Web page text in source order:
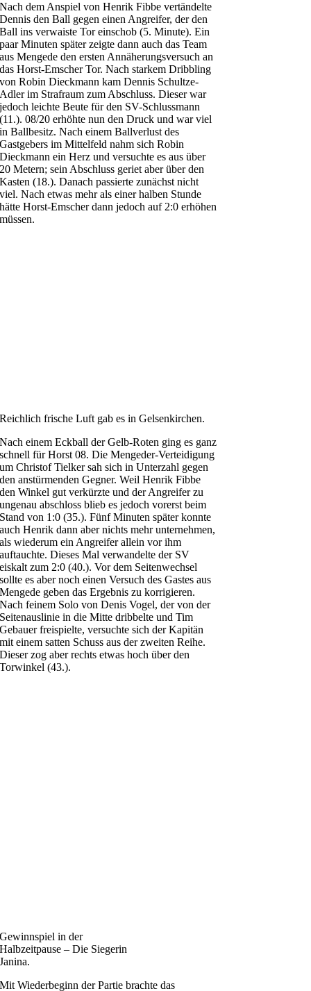
Nach dem Anspiel von Henrik Fibbe vertändelte
Dennis den Ball gegen einen Angreifer, der den
Ball ins verwaiste Tor einschob (5. Minute). Ein
paar Minuten später zeigte dann auch das Team
aus Mengede den ersten Annäherungsversuch an
das Horst-Emscher Tor. Nach starkem Dribbling
von Robin Dieckmann kam Dennis Schultze-
Adler im Strafraum zum Abschluss. Dieser war
jedoch leichte Beute für den SV-Schlussmann
(11.). 08/20 erhöhte nun den Druck und war viel
in Ballbesitz. Nach einem Ballverlust des
Gastgebers im Mittelfeld nahm sich Robin
Dieckmann ein Herz und versuchte es aus über
20 Metern; sein Abschluss geriet aber über den
Kasten (18.). Danach passierte zunächst nicht
viel. Nach etwas mehr als einer halben Stunde
hätte Horst-Emscher dann jedoch auf 2:0 erhöhen
müssen.
Reichlich frische Luft gab es in Gelsenkirchen.
Nach einem Eckball der Gelb-Roten ging es ganz
schnell für Horst 08. Die Mengeder-Verteidigung
um Christof Tielker sah sich in Unterzahl gegen
den anstürmenden Gegner. Weil Henrik Fibbe
den Winkel gut verkürzte und der Angreifer zu
ungenau abschloss blieb es jedoch vorerst beim
Stand von 1:0 (35.). Fünf Minuten später konnte
auch Henrik dann aber nichts mehr unternehmen,
als wiederum ein Angreifer allein vor ihm
auftauchte. Dieses Mal verwandelte der SV
eiskalt zum 2:0 (40.). Vor dem Seitenwechsel
sollte es aber noch einen Versuch des Gastes aus
Mengede geben das Ergebnis zu korrigieren.
Nach feinem Solo von Denis Vogel, der von der
Seitenauslinie in die Mitte dribbelte und Tim
Gebauer freispielte, versuchte sich der Kapitän
mit einem satten Schuss aus der zweiten Reihe.
Dieser zog aber rechts etwas hoch über den
Torwinkel (43.).
Gewinnspiel in der
Halbzeitpause – Die Siegerin
Janina.
Mit Wiederbeginn der Partie brachte das